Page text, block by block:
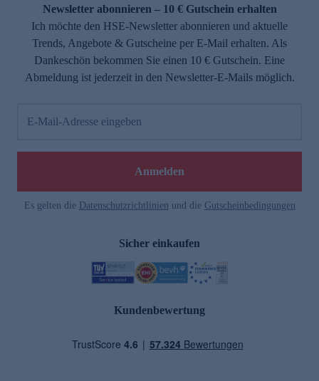
Newsletter abonnieren – 10 € Gutschein erhalten
Ich möchte den HSE-Newsletter abonnieren und aktuelle
Trends, Angebote & Gutscheine per E-Mail erhalten. Als
Dankeschön bekommen Sie einen 10 € Gutschein. Eine
Abmeldung ist jederzeit in den Newsletter-E-Mails möglich.
E-Mail-Adresse eingeben
Anmelden
Es gelten die Datenschutzrichtlinien und die Gutscheinbedingungen
Sicher einkaufen
Kundenbewertung